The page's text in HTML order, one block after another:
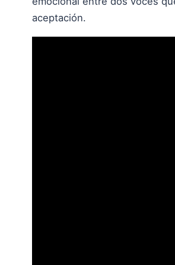
aceptación.